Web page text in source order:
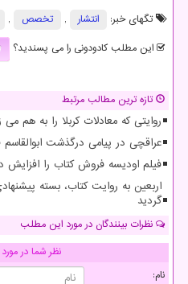
تگهای خبر:
انتشار , تخصص ,
این مطلب کادودونی را می پسندید؟
تازه ترین مطالب مرتبط
روایتی که معادلات کربلا را به هم می
عراقچی در پیامی درگذشت
فیلم اودیسه فروش کتاب را افزایش
اربعین به روایت کتاب، بسته
گردید
نظرات بینندگان در مورد این مطلب
نظر شما در
نام: